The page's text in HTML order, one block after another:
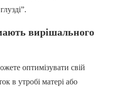
вирішального
оптимізувати свій
в утробі матері або